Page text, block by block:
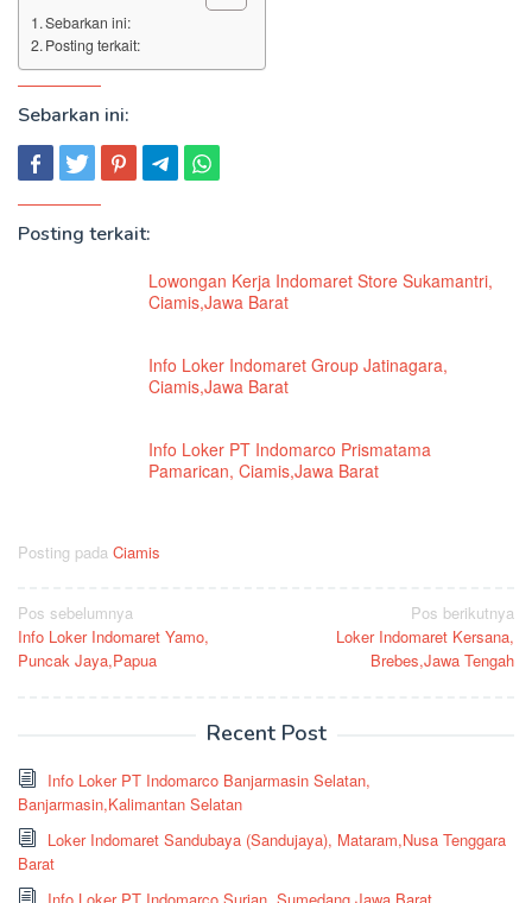
Sebarkan ini:
Posting terkait:
Sebarkan ini:
Posting terkait:
Lowongan Kerja Indomaret Store Sukamantri,
Ciamis,Jawa Barat
Info Loker Indomaret Group Jatinagara,
Ciamis,Jawa Barat
Info Loker PT Indomarco Prismatama
Pamarican, Ciamis,Jawa Barat
Posting pada Ciamis
Navigasi
pos
Pos sebelumnya
Info Loker Indomaret Yamo,
Puncak Jaya,Papua
Pos berikutnya
Loker Indomaret Kersana,
Brebes,Jawa Tengah
Recent Post
Info Loker PT Indomarco Banjarmasin Selatan,
Banjarmasin,Kalimantan Selatan
Loker Indomaret Sandubaya (Sandujaya), Mataram,Nusa Tenggara
Barat